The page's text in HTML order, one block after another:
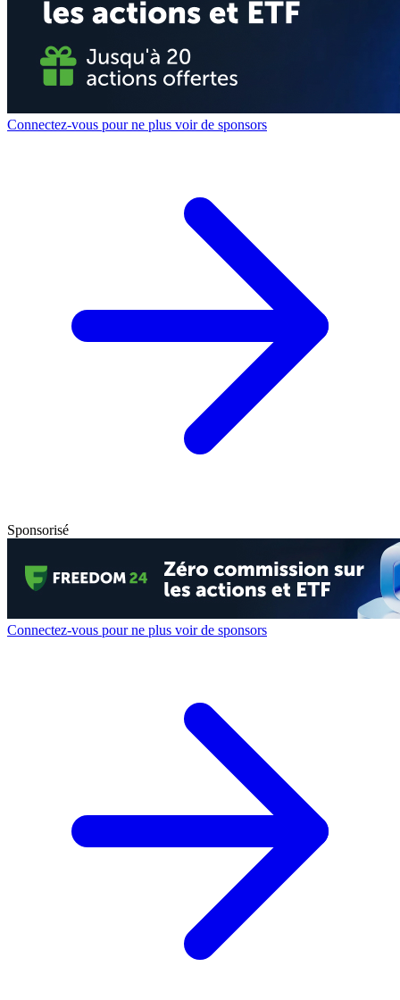
Connectez-vous pour ne plus voir de sponsors
Sponsorisé
Connectez-vous pour ne plus voir de sponsors